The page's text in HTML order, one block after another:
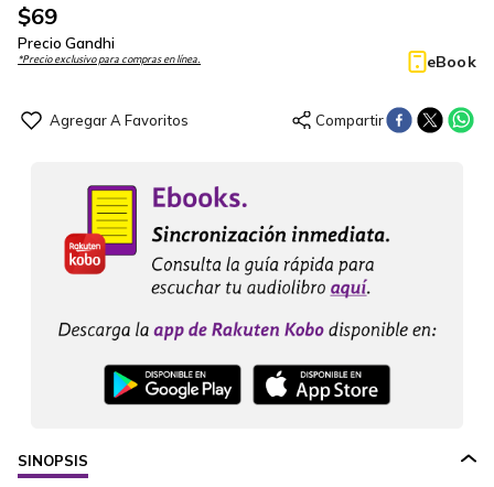
$69
Precio Gandhi
*Precio exclusivo para compras en línea. eBook
SINOPSIS